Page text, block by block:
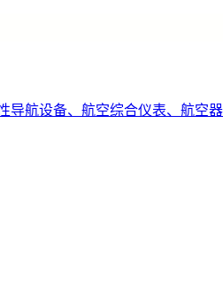
导航设备、航空综合仪表、航空